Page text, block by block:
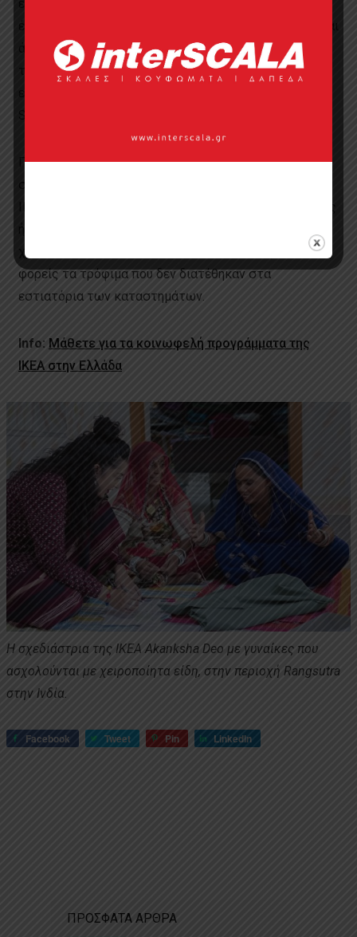
άλλους εμπόρους λιανικής να κάνουν το ίδιο. Και αυτό
το ονομάζω επίδραση!» αναφέρει η Vaishali Misra,
Πράγματι, πολλές κοινωνικές επιχειρήσεις
χρησιμοποιήθηκαν. Επιπλέον, δίνουν σε διάφορους
φορείς τα τρόφιμα που δεν διατέθηκαν στα
εστιατόρια των καταστημάτων.
Info: Μάθετε για τα κοινωφελή προγράμματα της
ΙΚΕΑ στην Ελλάδα
Η σχεδιάστρια της IKEA Akanksha Deo με γυναίκες που
ασχολούνται με χειροποίητα είδη, στην περιοχή Rangsutra
στην Ινδία.
Facebook Tweet Pin LinkedIn
ΠΡΟΣΦΑΤΑ ΑΡΘΡΑ